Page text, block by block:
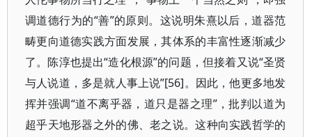
调道德行为的“善”的原则。这说明朱熹以后，道器范
畴更向道德实践方面发展，其体系的丰富性逐渐减少
了。陈淳也提出“造化根源”的问题，但接着又说“圣贤
与人说道，多是就人事上说”[56]。因此，他更多地发
挥并强调“道不离乎器，道只是器之理”，批判以道为
超乎天地形器之外的佛、老之说。这种向实践哲学的